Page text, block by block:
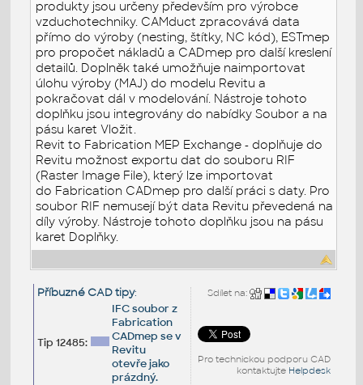
produkty jsou určeny především pro výrobce
vzduchotechniky. CAMduct zpracovává data
přímo do výroby (nesting, štítky, NC kód), ESTmep
pro propočet nákladů a CADmep pro další kreslení
detailů. Doplněk také umožňuje naimportovat
úlohu výroby (MAJ) do modelu Revitu a
pokračovat dál v modelování. Nástroje tohoto
doplňku jsou integrovány do nabídky Soubor a na
pásu karet Vložit.
Revit to Fabrication MEP Exchange - doplňuje do
Revitu možnost exportu dat do souboru RIF
(Raster Image File), který lze importovat
do Fabrication CADmep pro další práci s daty. Pro
soubor RIF nemusejí být data Revitu převedená na
díly výroby. Nástroje tohoto doplňku jsou na pásu
karet Doplňky.
Sdílet na:
Pro technickou podporu CAD
kontaktujte Helpdesk
Příbuzné CAD tipy:
Tip 12485:
IFC soubor z
Fabrication
CADmep se v
Revitu
otevře jako
prázdný.